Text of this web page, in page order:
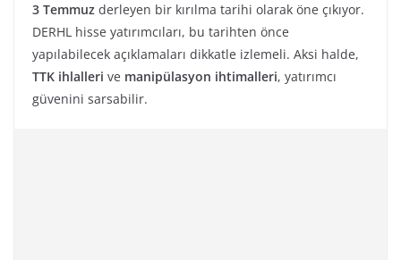
3 Temmuz derleyen bir kırılma tarihi olarak öne çıkıyor.
DERHL hisse yatırımcıları, bu tarihten önce
yapılabilecek açıklamaları dikkatle izlemeli. Aksi halde,
TTK ihlalleri ve manipülasyon ihtimalleri, yatırımcı
güvenini sarsabilir.